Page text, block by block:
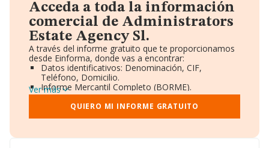
Acceda a toda la información
comercial de Administrators
Estate Agency Sl.
A través del informe gratuito que te proporcionamos
desde Einforma, donde vas a encontrar:
Datos identificativos: Denominación, CIF,
Teléfono, Domicilio.
Informe Mercantil Completo (BORME).
Gráficos de Evolución Ventas y Empleados.
Consejo de Administración y Administradores.
Directivos y Ejecutivos.
Ver más
QUIERO MI INFORME GRATUITO